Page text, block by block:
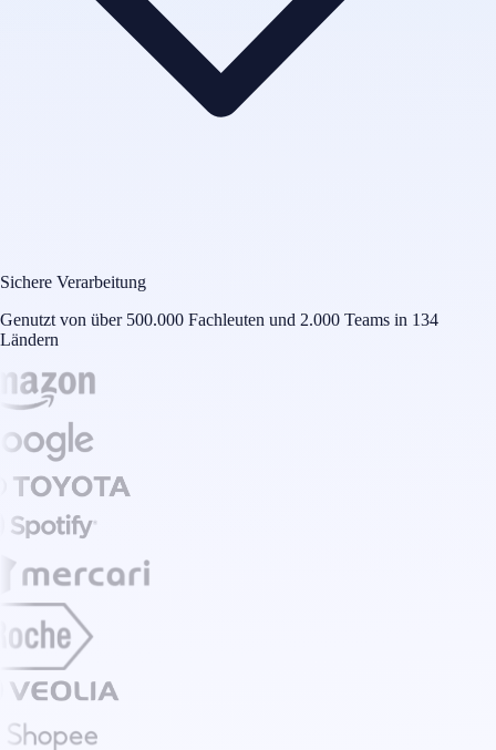
Sichere Verarbeitung
Genutzt von über 500.000 Fachleuten und 2.000 Teams in 134
Ländern